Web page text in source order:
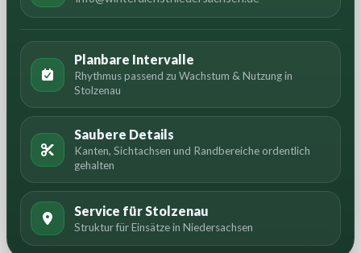
Planbare Intervalle
Rhythmus passend zu Wachstum & Nutzung in
Stolzenau
Saubere Details
Kanten, Sichtachsen und Randbereiche ordentlich
gehalten
Service für Stolzenau
Struktur für Einsätze in Niedersachsen